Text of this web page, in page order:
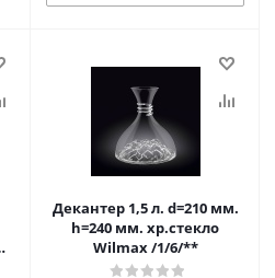
Декантер 1,5 л. d=210 мм.
h=240 мм. хр.стекло
Wilmax /1/6/**